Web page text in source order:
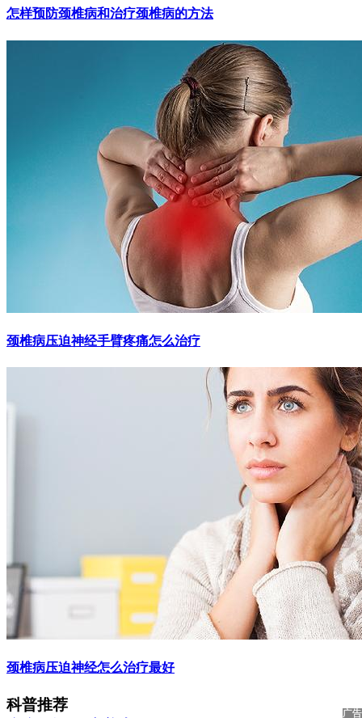
怎样预防颈椎病和治疗颈椎病的方法
颈椎病压迫神经手臂疼痛怎么治疗
颈椎病压迫神经怎么治疗最好
科普推荐